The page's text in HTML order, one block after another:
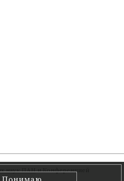
наук ПАНи Конференцией